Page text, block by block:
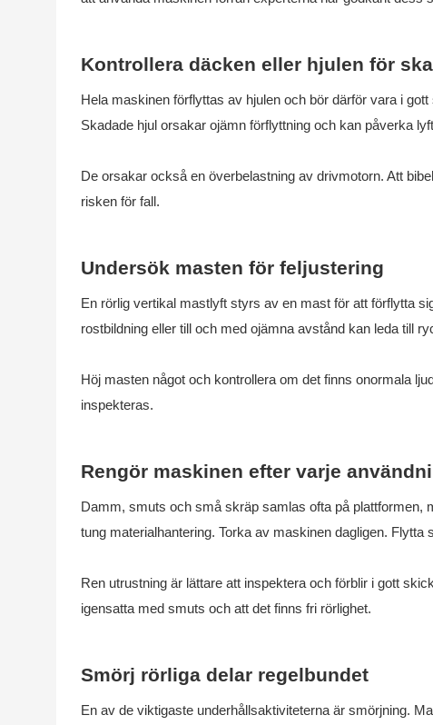
Kontrollera däcken eller hjulen för
Hela maskinen förflyttas av hjulen och bör därför vara i
Skadade hjul orsakar ojämn förflyttning och kan påverka
De orsakar också en överbelastning av drivmotorn. Att
risken för fall.
Undersök masten för feljustering
En rörlig vertikal mastlyft styrs av en mast för att förflytta
rostbildning eller till och med ojämna avstånd kan leda till
Höj masten något och kontrollera om det finns onormala
inspekteras.
Rengör maskinen efter varje
Damm, smuts och små skräp samlas ofta på plattformen,
tung materialhantering. Torka av maskinen dagligen.
Ren utrustning är lättare att inspektera och förblir i gott
igensatta med smuts och att det finns fri rörlighet.
Smörj rörliga delar regelbundet
En av de viktigaste underhållsaktiviteterna är smörjning.